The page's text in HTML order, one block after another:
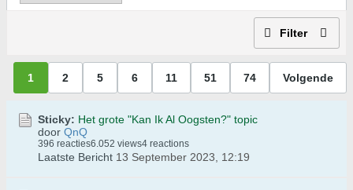
Filter
1 2 5 6 11 51 74 Volgende
Sticky: Het grote "Kan Ik Al Oogsten?" topic
door QnQ
396 reacties6.052 views4 reactions
Laatste Bericht 13 September 2023, 12:19